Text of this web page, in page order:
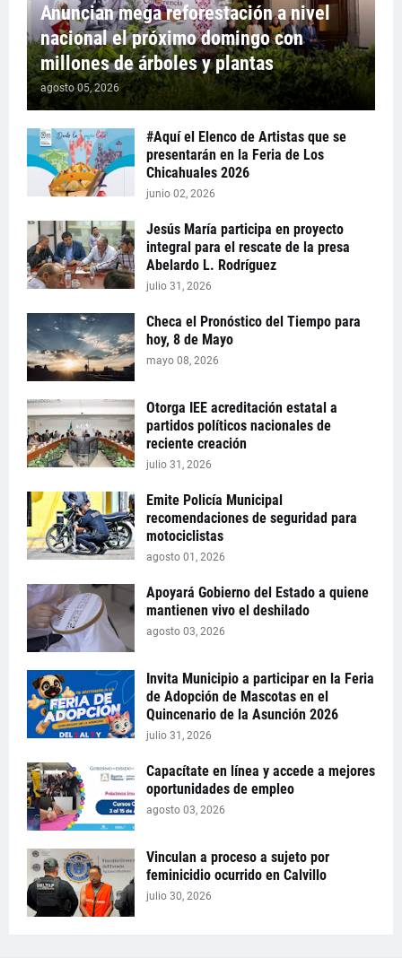
Anuncian mega reforestación a nivel
nacional el próximo domingo con
millones de árboles y plantas
agosto 05, 2026
#Aquí el Elenco de Artistas que se
presentarán en la Feria de Los
Chicahuales 2026
junio 02, 2026
Jesús María participa en proyecto
integral para el rescate de la presa
Abelardo L. Rodríguez
julio 31, 2026
Checa el Pronóstico del Tiempo para
hoy, 8 de Mayo
mayo 08, 2026
Otorga IEE acreditación estatal a
partidos políticos nacionales de
reciente creación
julio 31, 2026
Emite Policía Municipal
recomendaciones de seguridad para
motociclistas
agosto 01, 2026
Apoyará Gobierno del Estado a quiene
mantienen vivo el deshilado
agosto 03, 2026
Invita Municipio a participar en la Feria
de Adopción de Mascotas en el
Quincenario de la Asunción 2026
julio 31, 2026
Capacítate en línea y accede a mejores
oportunidades de empleo
agosto 03, 2026
Vinculan a proceso a sujeto por
feminicidio ocurrido en Calvillo
julio 30, 2026